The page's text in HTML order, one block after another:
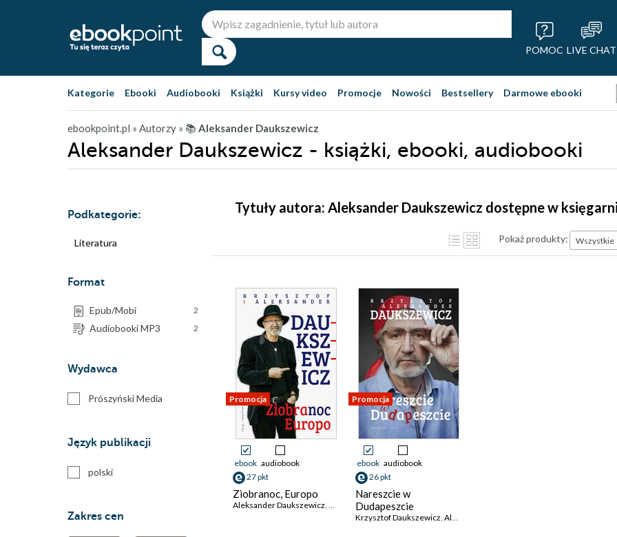
POMOC LIVE CHAT
Kategorie Ebooki Audiobooki Książki Kursy video Promocje Nowości Bestsellery Darmowe ebooki
ebookpoint.pl » Autorzy » 📚Aleksander Daukszewicz
Aleksander Daukszewicz - książki, ebooki, audiobooki
Podkategorie:
Literatura
Format
Epub/Mobi 2
Audiobooki MP3 2
Wydawca
Prószyński Media
Język publikacji
polski
Zakres cen
Tytuły autora: Aleksander Daukszewicz dostępne w
Pokaż produkty: Wszystkie
Promocja
ebook audiobook
27 pkt
Ziobranoc, Europo
Aleksander Daukszewicz, Krzysztof Daukszewicz
Promocja
ebook audiobook
26 pkt
Nareszcie w
Dudapeszcie
Krzysztof Daukszewicz, Aleksander Daukszewicz